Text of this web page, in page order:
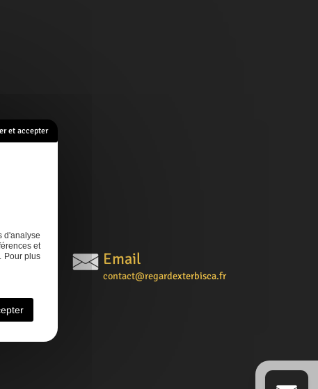
Email
contact@regardexterbisca.fr
et accepter
d'analyse
et
Pour plus